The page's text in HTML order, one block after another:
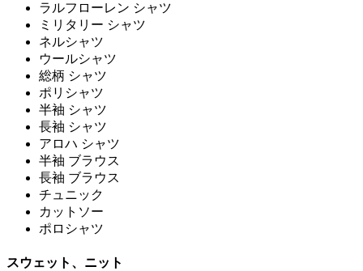
ラルフローレン シャツ
ミリタリー シャツ
ネルシャツ
ウールシャツ
総柄 シャツ
ポリシャツ
半袖 シャツ
長袖 シャツ
アロハ シャツ
半袖 ブラウス
長袖 ブラウス
チュニック
カットソー
ポロシャツ
スウェット、ニット